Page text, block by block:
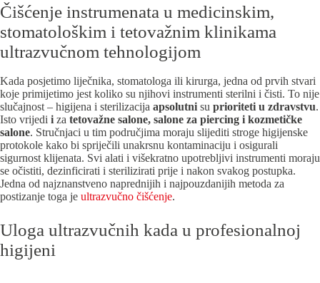
Čišćenje instrumenata u medicinskim,
stomatološkim i tetovažnim klinikama
ultrazvučnom tehnologijom
Kada posjetimo liječnika, stomatologa ili kirurga, jedna od prvih stvari
koje primijetimo jest koliko su njihovi instrumenti sterilni i čisti. To nije
slučajnost – higijena i sterilizacija apsolutni su prioriteti u zdravstvu.
Isto vrijedi i za tetovažne salone, salone za piercing i kozmetičke
salone. Stručnjaci u tim područjima moraju slijediti stroge higijenske
protokole kako bi spriječili unakrsnu kontaminaciju i osigurali
sigurnost klijenata. Svi alati i višekratno upotrebljivi instrumenti moraju
se očistiti, dezinficirati i sterilizirati prije i nakon svakog postupka.
Jedna od najznanstveno naprednijih i najpouzdanijih metoda za
postizanje toga je ultrazvučno čišćenje.
Uloga ultrazvučnih kada u profesionalnoj
higijeni